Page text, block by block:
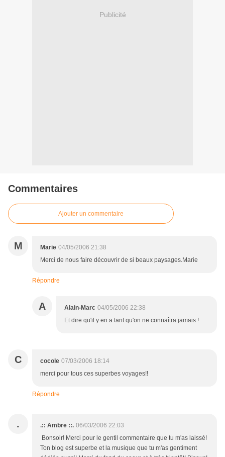
Publicité
Commentaires
Ajouter un commentaire
M Marie 04/05/2006 21:38
Merci de nous faire découvrir de si beaux paysages.Marie
Répondre
A Alain-Marc 04/05/2006 22:38
Et dire qu'il y en a tant qu'on ne connaîtra jamais !
C cocole 07/03/2006 18:14
merci pour tous ces superbes voyages!!
Répondre
. .:: Ambre ::. 06/03/2006 22:03
Bonsoir! Merci pour le gentil commentaire que tu m'as laissé!
Ton blog est superbe et la musique que tu m'as gentiment